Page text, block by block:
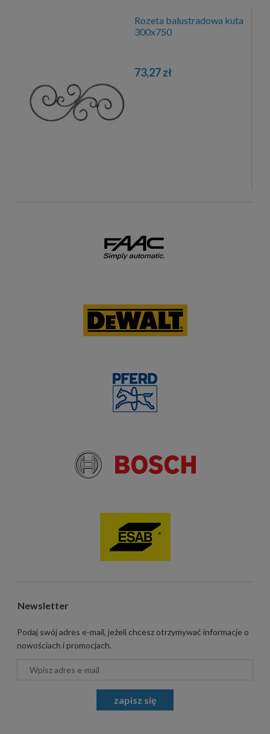
Rozeta balustradowa kuta
300x750
73,27 zł
Newsletter
Podaj swój adres e-mail, jeżeli chcesz otrzymywać informacje o
nowościach i promocjach.
zapisz się